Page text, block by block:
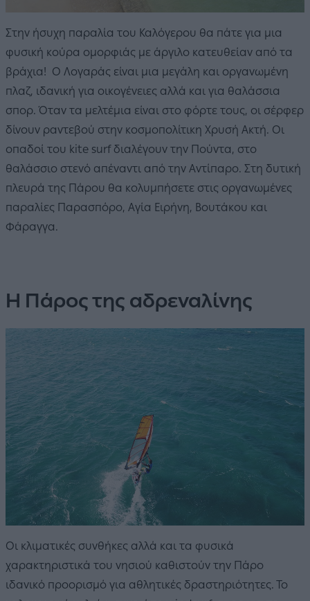
Στην ήσυχη παραλία του Καλόγερου θα πάτε για μια
φυσική κούρα ομορφιάς με άργιλο κατευθείαν από τα
βράχια! Ο Λογαράς είναι μια μεγάλη και οργανωμένη
πλαζ, ιδανική για οικογένειες αλλά και για θαλάσσια
σπορ. Όταν τα μελτέμια είναι στο φόρτε τους, οι σέρφερ
δίνουν ραντεβού στην κοσμοπολίτικη Χρυσή Ακτή. Οι
οπαδοί του kite surf διαλέγουν την Πούντα, στο
θαλάσσιο στενό απέναντι από την Αντίπαρο. Στη δυτική
πλευρά της Πάρου θα κολυμπήσετε στις οργανωμένες
παραλίες Παρασπόρο, Αγία Ειρήνη, Βουτάκου και
Φάραγγα.
Η Πάρος της αδρεναλίνης
Οι κλιματικές συνθήκες αλλά και τα φυσικά
χαρακτηριστικά του νησιού καθιστούν την Πάρο
ιδανικό προορισμό για αθλητικές δραστηριότητες. Το